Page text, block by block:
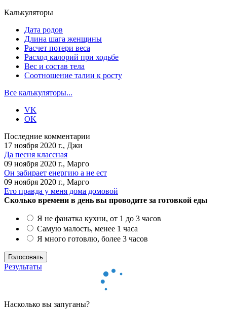
Калькуляторы
Дата родов
Длина шага женщины
Расчет потери веса
Расход калорий при ходьбе
Вес и состав тела
Соотношение талии к росту
Все калькуляторы...
VK
OK
Последние комментарии
17 ноября 2020 г., Джи
Да песня классная
09 ноября 2020 г., Марго
Он забирает енергию а не ест
09 ноября 2020 г., Марго
Ето правда у меня дома домовой
Сколько времени в день вы проводите за готовкой еды
Я не фанатка кухни, от 1 до 3 часов
Самую малость, менее 1 часа
Я много готовлю, более 3 часов
Результаты
Насколько вы запуганы?